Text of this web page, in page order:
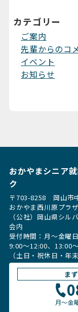
カテゴリー
ご案内
先輩からのコ
イベント
お知らせ
おかやまシニア
ク
〒703-8258 岡山市
おかやま西川原プラ
（公社）岡山県シル
会内
受付時間：月〜金曜
9:00～12:00、13:00
（土日・祝休日・年
ま
月〜金